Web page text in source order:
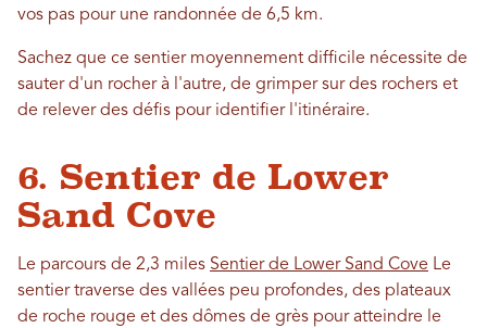
vos pas pour une randonnée de 6,5 km.
Sachez que ce sentier moyennement difficile nécessite de
sauter d'un rocher à l'autre, de grimper sur des rochers et
de relever des défis pour identifier l'itinéraire.
6. Sentier de Lower
Sand Cove
Le parcours de 2,3 miles Sentier de Lower Sand Cove Le
sentier traverse des vallées peu profondes, des plateaux
de roche rouge et des dômes de grès pour atteindre le